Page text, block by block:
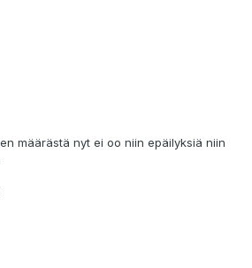
määrästä nyt ei oo niin epäilyksiä niin